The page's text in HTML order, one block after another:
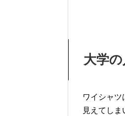
大学
ワイシャ
見えてしま